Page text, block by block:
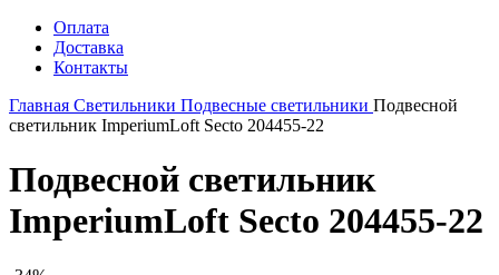
Оплата
Доставка
Контакты
Главная Светильники Подвесные светильники Подвесной
светильник ImperiumLoft Secto 204455-22
Подвесной светильник
ImperiumLoft Secto 204455-22